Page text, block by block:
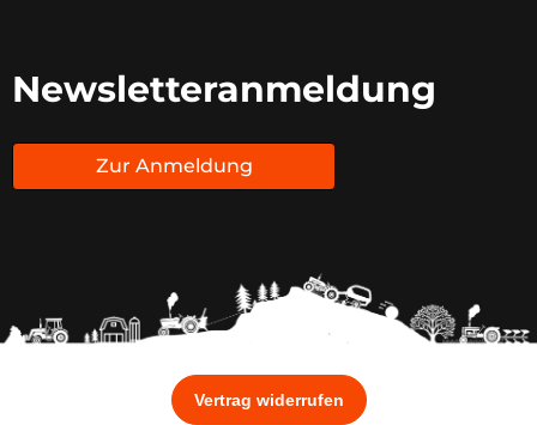
Newsletteranmeldung
Zur Anmeldung